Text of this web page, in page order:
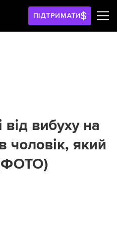
ПІДТРИМАТИ
вибуху на
чоловік, який